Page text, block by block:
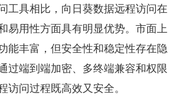
工具相比，向日葵数据远程访问在
易用性方面具有明显优势。市面上
能丰富，但安全性和稳定性存在隐
过端到端加密、多终端兼容和权限
访问过程既高效又安全。